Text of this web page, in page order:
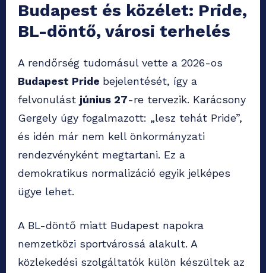
Budapest és közélet: Pride,
BL-döntő, városi terhelés
A rendőrség tudomásul vette a 2026-os
Budapest Pride bejelentését, így a
felvonulást június 27-re tervezik. Karácsony
Gergely úgy fogalmazott: „lesz tehát Pride”,
és idén már nem kell önkormányzati
rendezvényként megtartani. Ez a
demokratikus normalizáció egyik jelképes
ügye lehet.
A BL-döntő miatt Budapest napokra
nemzetközi sportvárossá alakult. A
közlekedési szolgáltatók külön készültek az